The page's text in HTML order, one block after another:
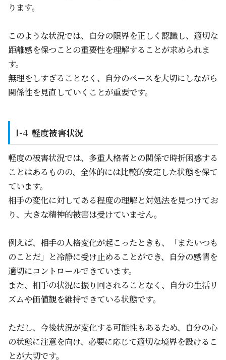
ります。
このような状況では、自分の限界を正しく認識し、適切な
距離感を保つことの重要性を理解することが求められま
す。
無理をしすぎることなく、自分のペースを大切にしながら
関係性を見直していくことが重要です。
軽度被害状況
軽度の被害状況では、多重人格者との関係で時折困惑する
ことはあるものの、全体的には比較的安定した状態を保て
ています。
相手の変化に対してある程度の理解と対処法を見つけてお
り、大きな精神的被害は受けていません。
例えば、相手の人格変化が起こったときも、「またいつも
のことだ」と冷静に受け止めることができ、自分の感情を
適切にコントロールできています。
また、相手の状況に振り回されることなく、自分の生活リ
ズムや価値観を維持できている状態です。
ただし、今後状況が変化する可能性もあるため、自分の心
の状態に注意を向け、必要に応じて適切な境界を設けるこ
とが大切です。